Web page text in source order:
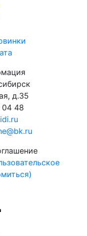
д.35
04 48